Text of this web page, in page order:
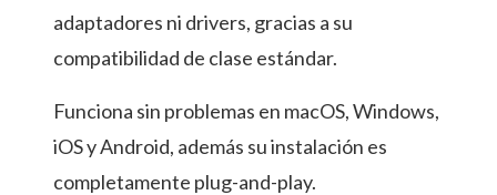
adaptadores ni drivers, gracias a su
compatibilidad de clase estándar.
Funciona sin problemas en macOS, Windows,
iOS y Android, además su instalación es
completamente plug-and-play.